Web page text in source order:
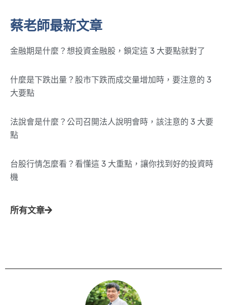
蔡老師最新文章
金融期是什麼？想投資金融股，鎖定這 3 大要點就對了
什麼是下跌出量？股市下跌而成交量增加時，要注意的 3
大要點
法說會是什麼？公司召開法人說明會時，該注意的 3 大要
點
台股行情怎麼看？看懂這 3 大重點，讓你找到好的投資時
機
所有文章